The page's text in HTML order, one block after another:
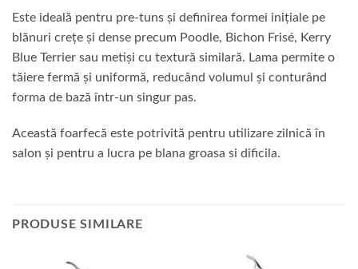
Este ideală pentru pre-tuns și definirea formei inițiale pe
blănuri crețe și dense precum Poodle, Bichon Frisé, Kerry
Blue Terrier sau metiși cu textură similară. Lama permite o
tăiere fermă și uniformă, reducând volumul și conturând
forma de bază într-un singur pas.
Această foarfecă este potrivită pentru utilizare zilnică în
salon și pentru a lucra pe blana groasa si dificila.
PRODUSE SIMILARE